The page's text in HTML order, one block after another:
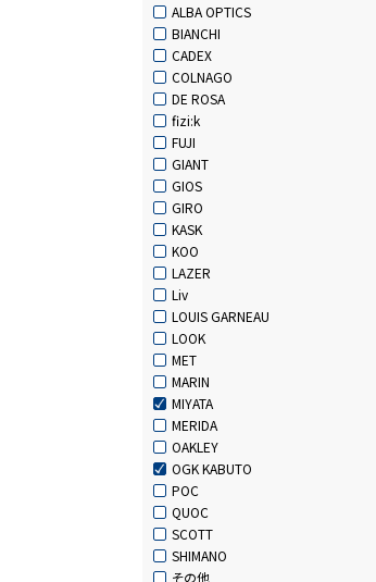
ALBA OPTICS
BIANCHI
CADEX
COLNAGO
DE ROSA
fizi:k
FUJI
GIANT
GIOS
GIRO
KASK
KOO
LAZER
Liv
LOUIS GARNEAU
LOOK
MET
MARIN
MIYATA
MERIDA
OAKLEY
OGK KABUTO
POC
QUOC
SCOTT
SHIMANO
その他